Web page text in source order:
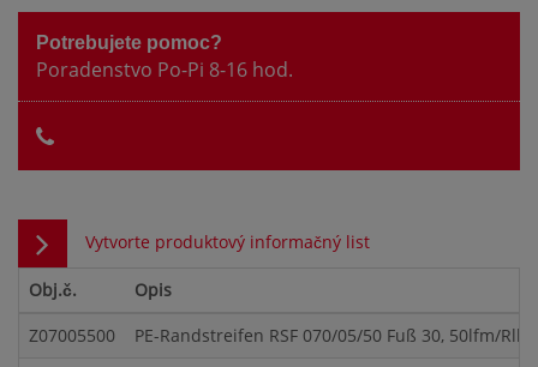
Potrebujete pomoc?
Poradenstvo Po-Pi 8-16 hod.
Vytvorte produktový informačný list
Obj.č.
Opis
Z07005500
PE-Randstreifen RSF 070/05/50 Fuß 30, 50lfm/Rll,